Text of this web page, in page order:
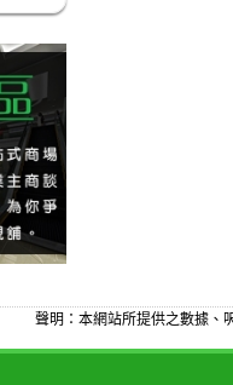
聲明：本網站所提供之數據、